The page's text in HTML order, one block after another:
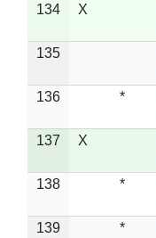
134 X
135
136 *
137 X
138 *
139 *